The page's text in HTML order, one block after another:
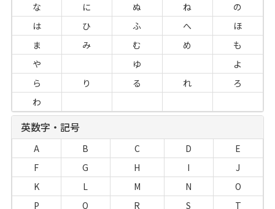
な
に ぬ ね
の
は
ひ ふ へ
ほ
ま
み む め
も
や
ゆ
よ
ら
り る れ
ろ
わ
英数字・記号
A B C D
E
F
G H I
J
K
L M N
O
P
Q R S T